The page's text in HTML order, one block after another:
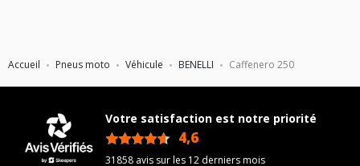
Accueil Pneus moto Véhicule BENELLI Caffenero 250
Votre satisfaction est notre priorité
4,6
31858 avis sur les 12 derniers mois